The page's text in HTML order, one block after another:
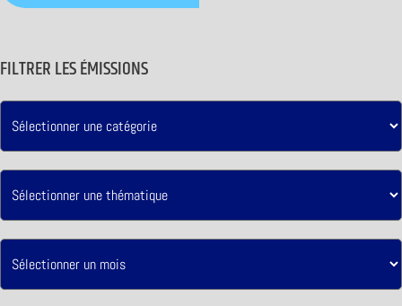
FILTRER LES ÉMISSIONS